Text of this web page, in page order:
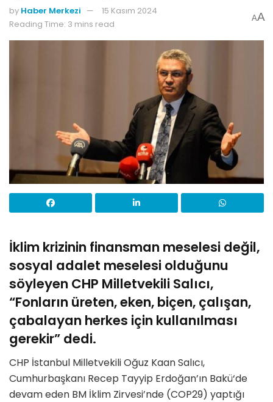
by Haber Merkezi
15 Kasım 2024
Reading Time: 3 mins read
AA
İklim krizinin finansman meselesi değil,
sosyal adalet meselesi olduğunu
söyleyen CHP Milletvekili Salıcı,
“Fonların üreten, eken, biçen, çalışan,
çabalayan herkes için kullanılması
gerekir” dedi.
CHP İstanbul Milletvekili Oğuz Kaan Salıcı,
Cumhurbaşkanı Recep Tayyip Erdoğan’ın Bakü‘de
devam eden BM İklim Zirvesi’nde (COP29) yaptığı